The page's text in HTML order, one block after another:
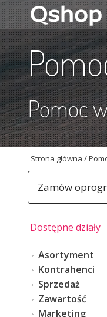
Pomoc
Strona główna /
Zamów
Dostępne działy
Asortyment
Kontrahenci
Sprzedaż
Zawartość
Marketing